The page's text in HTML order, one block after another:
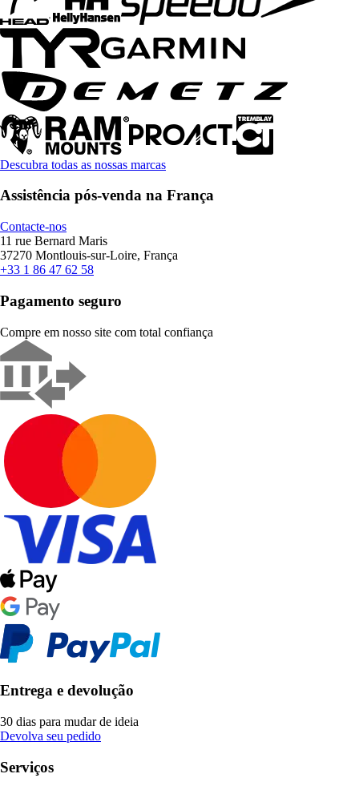
Descubra todas as nossas marcas
Assistência pós-venda na França
Contacte-nos
11 rue Bernard Maris
37270 Montlouis-sur-Loire, França
+33 1 86 47 62 58
Pagamento seguro
Compre em nosso site com total confiança
Entrega e devolução
30 dias para mudar de ideia
Devolva seu pedido
Serviços